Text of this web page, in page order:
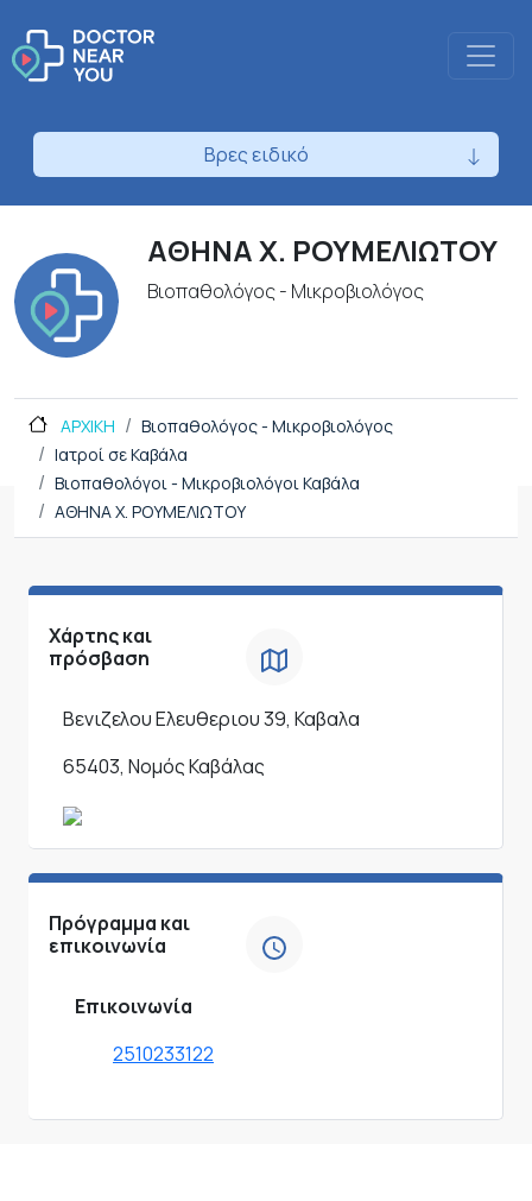
Βρες ειδικό
ΑΘΗΝΑ Χ. ΡΟΥΜΕΛΙΩΤΟΥ
Βιοπαθολόγος - Μικροβιολόγος
ΑΡΧΙΚΗ
Βιοπαθολόγος - Μικροβιολόγος
Ιατροί σε Καβάλα
Βιοπαθολόγοι - Μικροβιολόγοι Καβάλα
ΑΘΗΝΑ Χ. ΡΟΥΜΕΛΙΩΤΟΥ
Χάρτης και
πρόσβαση
Βενιζελου Ελευθεριου 39, Καβαλα
65403, Νομός Καβάλας
Πρόγραμμα και
επικοινωνία
Επικοινωνία
2510233122